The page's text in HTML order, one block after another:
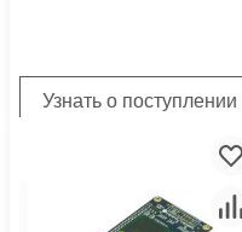
Узнать о поступлении